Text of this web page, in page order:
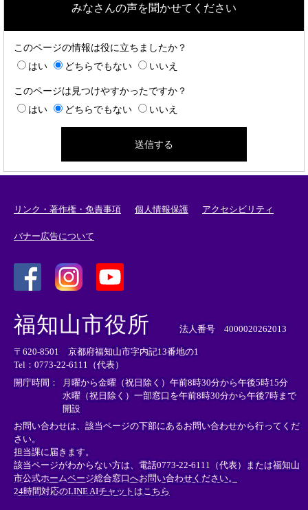
みなさんの声を聞かせてください
このページの情報は役に立ちましたか？
はい
どちらでもない いいえ
このページは見つけやすかったですか？
はい
どちらでもない いいえ
リンク・著作権・免責事項 個人情報保護 アクセシビリティ
バナー広告について
外
部
リ
ン
ク
＞
外
リ
ン
ク
＞
外
部
ン
ク
＞
福知山市役所 法人番号 4000020262013
〒620-8501 京都府福知山市字内記13番地の1
Tel：0773-22-6111（代表）
開庁時間：
月曜から金曜（祝日除く）午前8時30分から午後5時15分
水曜（祝日除く）一部窓口を午前8時30分から午後7時まで
開設
お問い合わせは、該当ページの下部にあるお問い合わせから行ってくだ
さい。
担当課に届きます。
該当ページがわからない方は、電話0773-22-6111（代表）または福知山
市公式ホームページ総合窓口へお問い合わせください。
24時間対応のLINE AIチャットはこちら